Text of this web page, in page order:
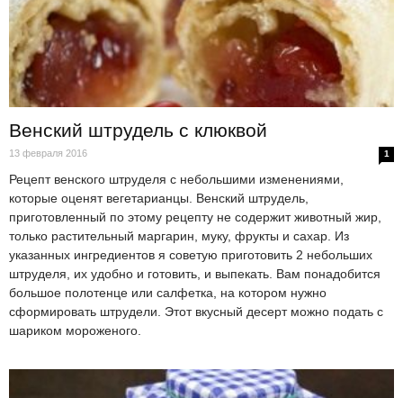
Венский штрудель с клюквой
13 февраля 2016 1
Рецепт венского штруделя с небольшими изменениями,
которые оценят вегетарианцы. Венский штрудель,
приготовленный по этому рецепту не содержит животный жир,
только растительный маргарин, муку, фрукты и сахар. Из
указанных ингредиентов я советую приготовить 2 небольших
штруделя, их удобно и готовить, и выпекать. Вам понадобится
большое полотенце или салфетка, на котором нужно
сформировать штрудели. Этот вкусный десерт можно подать с
шариком мороженого.